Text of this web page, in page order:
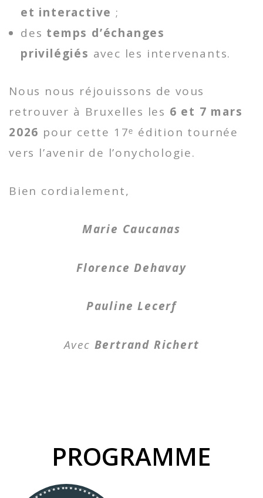
et interactive ;
des temps d’échanges
privilégiés avec les intervenants.
Nous nous réjouissons de vous
retrouver à Bruxelles les 6 et 7 mars
2026 pour cette 17ᵉ édition tournée
vers l’avenir de l’onychologie.
Bien cordialement,
Marie Caucanas
Florence Dehavay
Pauline Lecerf
Avec Bertrand Richert
PROGRAMME